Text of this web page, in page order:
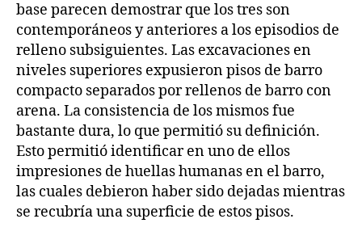
base parecen demostrar que los tres son
contemporáneos y anteriores a los episodios de
relleno subsiguientes. Las excavaciones en
niveles superiores expusieron pisos de barro
compacto separados por rellenos de barro con
arena. La consistencia de los mismos fue
bastante dura, lo que permitió su definición.
Esto permitió identificar en uno de ellos
impresiones de huellas humanas en el barro,
las cuales debieron haber sido dejadas mientras
se recubría una superficie de estos pisos.